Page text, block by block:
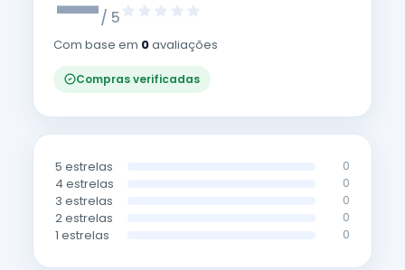
/ 5
Com base em 0avaliações
Compras verificadas
5 estrelas 0
4 estrelas 0
3 estrelas 0
2 estrelas 0
1 estrelas 0